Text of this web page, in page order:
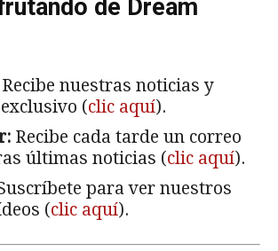
de Dream
Recibe nuestras noticias y
(clic aquí).
Recibe cada tarde un correo
últimas noticias (clic aquí).
para ver nuestros
(clic aquí).